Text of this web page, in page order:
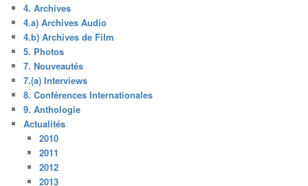
4. Archives
4.a) Archives Audio
4.b) Archives de Film
5. Photos
7. Nouveautés
7.(a) Interviews
8. Conférences Internationales
9. Anthologie
Actualités
2010
2011
2012
2013